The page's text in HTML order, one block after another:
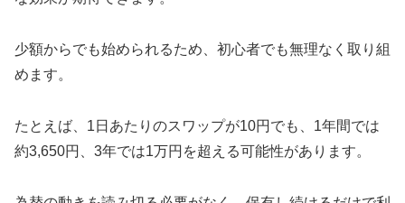
少額からでも始められるため、初心者でも無理なく取り組
めます。
たとえば、1日あたりのスワップが10円でも、1年間では
約3,650円、3年では1万円を超える可能性があります。